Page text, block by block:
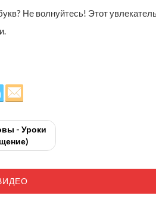
Не волнуйтесь! Этот
- Уроки